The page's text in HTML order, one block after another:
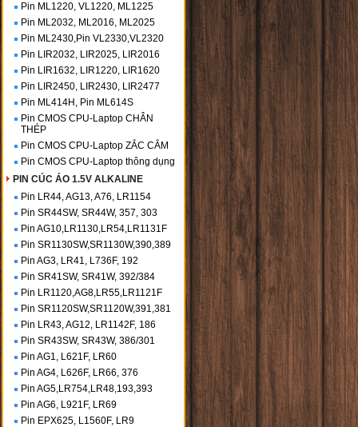
Pin ML1220, VL1220, ML1225
Pin ML2032, ML2016, ML2025
Pin ML2430,Pin VL2330,VL2320
Pin LIR2032, LIR2025, LIR2016
Pin LIR1632, LIR1220, LIR1620
Pin LIR2450, LIR2430, LIR2477
Pin ML414H, Pin ML614S
Pin CMOS CPU-Laptop CHÂN
THÉP
Pin CMOS CPU-Laptop ZẮC CẮM
Pin CMOS CPU-Laptop thông dụng
PIN CÚC ÁO 1.5V ALKALINE
Pin LR44, AG13, A76, LR1154
Pin SR44SW, SR44W, 357, 303
Pin AG10,LR1130,LR54,LR1131F
Pin SR1130SW,SR1130W,390,389
Pin AG3, LR41, L736F, 192
Pin SR41SW, SR41W, 392/384
Pin LR1120,AG8,LR55,LR1121F
Pin SR1120SW,SR1120W,391,381
Pin LR43, AG12, LR1142F, 186
Pin SR43SW, SR43W, 386/301
Pin AG1, L621F, LR60
Pin AG4, L626F, LR66, 376
Pin AG5,LR754,LR48,193,393
Pin AG6, L921F, LR69
Pin EPX625, L1560F, LR9